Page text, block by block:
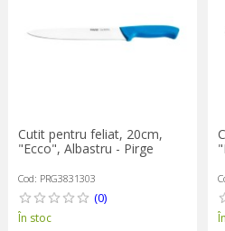
Cutit pentru feliat, 20cm,
"Ecco", Albastru - Pirge
Cod: PRG3831303
(0)
În stoc